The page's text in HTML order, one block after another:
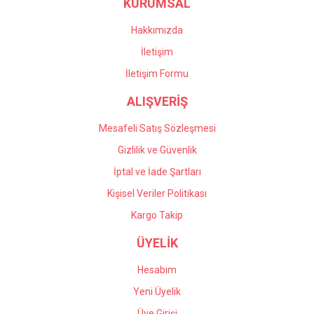
Ürün fiyatı diğer sitelerden daha pahalı.
siparişin iadesi için yardımcı
Önder Kaçar | 20/05/2026
KURUMSAL
Hakkımızda
İletişim
İletişim Formu
ALIŞVERİŞ
Mesafeli Satış Sözleşmesi
Gizlilik ve Güvenlik
İptal ve İade Şartları
Kişisel Veriler Politikası
Kargo Takip
ÜYELİK
Hesabım
Yeni Üyelik